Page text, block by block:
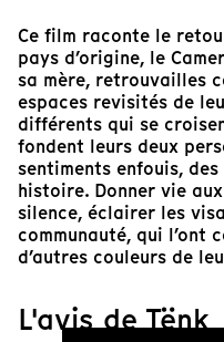
Ce film raconte le
pays d’origine, le
sa mère, retrouvailles
espaces revisités de
différents qui se
fondent leurs deux
sentiments enfouis,
histoire. Donner vie
silence, éclairer les
communauté, qui
d’autres couleurs de
L'avis de Tënk